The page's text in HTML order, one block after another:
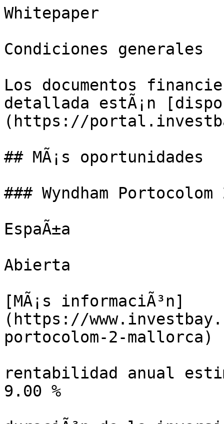
Whitepaper
Condiciones generales
Los documentos
detallada estÃ¡n
(https://
## MÃ¡s oportunidades
### Wyndham
EspaÃ±a
Abierta
[MÃ¡s informaciÃ³n]
(https://
portocolom-2-mallorca)
rentabilidad anual
9.00 %